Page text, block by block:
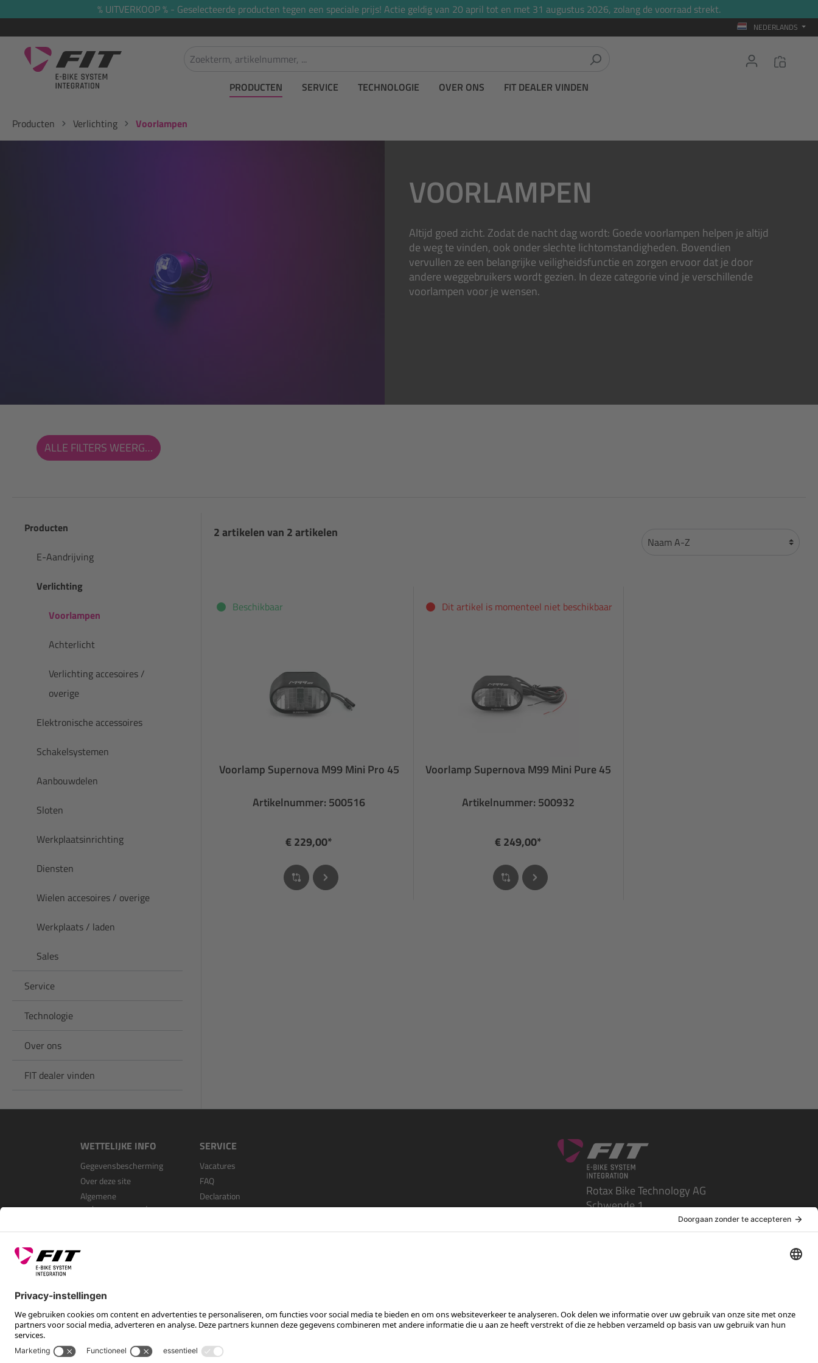
Ga naar de hoofdnavigatie
% UITVERKOOP % - Geselecteerde producten tegen een speciale prijs! Actie geldig van 20 april tot en met 31 augustus 2026, zolang de voorraad strekt.
NEDERLANDS
PRODUCTEN SERVICE TECHNOLOGIE OVER ONS FIT DEALER VINDEN
Producten Verlichting Voorlampen
VOORLAMPEN
Altijd goed zicht. Zodat de nacht dag wordt: Goede voorlampen helpen je altijd
de weg te vinden, ook onder slechte lichtomstandigheden. Bovendien
vervullen ze een belangrijke veiligheidsfunctie en zorgen ervoor dat je door
andere weggebruikers wordt gezien. In deze categorie vind je verschillende
voorlampen voor je wensen.
ALLE FILTERS WEERGEVEN
Producten
E-Aandrijving
Verlichting
Voorlampen
Achterlicht
Verlichting accesoires /
overige
Elektronische accessoires
Schakelsystemen
Aanbouwdelen
Sloten
Werkplaatsinrichting
Diensten
Wielen accesoires / overige
Werkplaats / laden
Sales
Service
Technologie
Over ons
FIT dealer vinden
2 artikelen van 2 artikelen
Beschikbaar
Voorlamp Supernova M99 Mini Pro 45
Artikelnummer: 500516
€ 229,00*
Dit artikel is momenteel niet beschikbaar
Voorlamp Supernova M99 Mini Pure 45
Artikelnummer: 500932
€ 249,00*
WETTELIJKE INFO
Gegevensbescherming
Over deze site
Algemene
verkoopvoorwaarden
SERVICE
Vacatures
FAQ
Declaration
Open Source Software
Rotax Bike Technology AG
Schwende 1
VOLG ONS OP